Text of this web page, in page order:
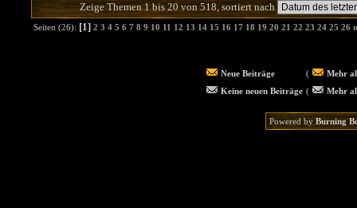
Zeige Themen 1 bis 20 von 518, sortiert nach
Seiten (26): [1] 2 3 4 5 6 7 8 9 10 11 12 13 14 15 16 17 18 19 20 21 22 23 24 25 26
Neue Beiträge (
Mehr
Keine neuen Beiträge ( Mehr
Powered byBurning